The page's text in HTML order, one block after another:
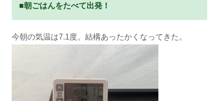
■朝ごはんをたべて出発！
今朝の気温は7.1度。結構あったかくなってきた。